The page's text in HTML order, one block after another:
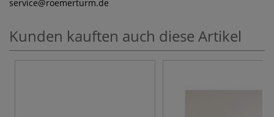
service@roemerturm.de
Kunden kauften auch diese Artikel